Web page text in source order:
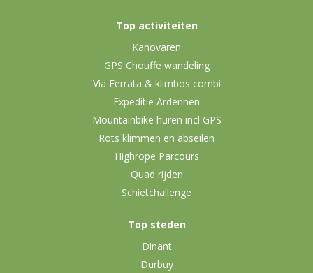
Top activiteiten
Kanovaren
GPS Chouffe wandeling
Via Ferrata & klimbos combi
Expeditie Ardennen
Mountainbike huren incl GPS
Rots klimmen en abseilen
Highrope Parcours
Quad rijden
Schietchallenge
Top steden
Dinant
Durbuy